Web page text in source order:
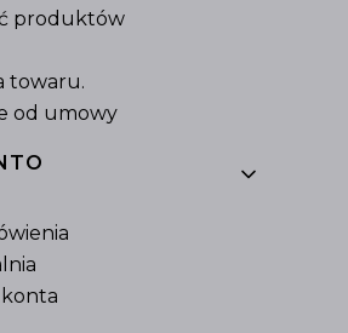
produktów
towaru.
od umowy